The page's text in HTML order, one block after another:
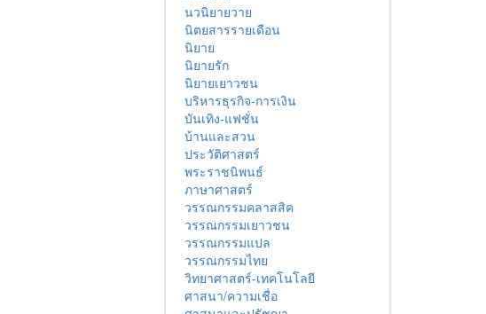
นวนิยายวาย
นิตยสารรายเดือน
นิยาย
นิยายรัก
นิยายเยาวชน
บริหารธุรกิจ-การเงิน
บันเทิง-แฟชั่น
บ้านและสวน
ประวัติศาสตร์
พระราชนิพนธ์
ภาษาศาสตร์
วรรณกรรมคลาสสิค
วรรณกรรมเยาวชน
วรรณกรรมแปล
วรรณกรรมไทย
วิทยาศาสตร์-เทคโนโลยี
ศาสนา/ความเชื่อ